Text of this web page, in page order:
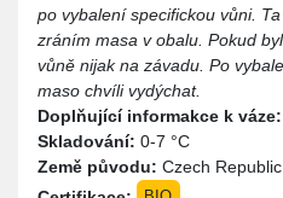
po vybalení specifickou vůni.
zráním masa v obalu. Pokud
vůně nijak na závadu. Po
maso chvíli vydýchat.
Doplňující informakce k váze:
Skladování: 0-7 °C
Země původu: Czech Republic